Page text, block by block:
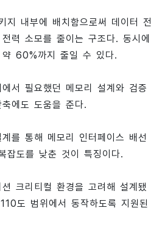
지 내부에 배치함으로써 데이터 전
력 소모를 줄이는 구조다. 동시에
60%까지 줄일 수 있다.
서 필요했던 메모리 설계와 검증
에도 도움을 준다.
를 통해 메모리 인터페이스 배선
잡도를 낮춘 것이 특징이다.
크리티컬 환경을 고려해 설계됐
도 범위에서 동작하도록 지원된